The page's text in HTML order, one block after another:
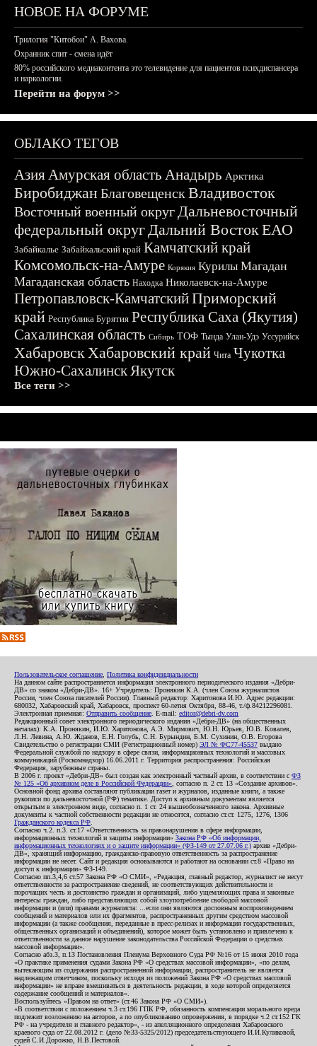
НОВОЕ НА ФОРУМЕ
Трилогия "Китобои" А. Вахова.
Охранник спит - смена идёт
80% российского медиаконтента это телевидение для пациентов психдиспансера
и наркологии.
Перейти на форум >>
ОБЛАКО ТЕГОВ
АзияАмурская область Анадырь Арктика
БиробиджанБлаговещенскВладивосток
Восточный военный округДальневосточный
федеральный округДальний ВостокЕАО
Забайкалье Забайкальский край Камчатский край
Комсомольск-на-Амуре Корякия Курилы Магадан
Магаданская область Находка Николаевск-на-Амуре
Петропавловск-КамчатскийПриморский
край Республика Бурятия Республика Саха (Якутия)
Сахалинская область Сибирь ТОФ Тында Улан-Удэ Уссурийск
ХабаровскХабаровский край Чита Чукотка
Южно-СахалинскЯкутск
Все теги >>
Пользовательское соглашение Политика конфиденциальности
На данном сайте распространяется информация электронного периодического издания «Дебри-
ДВ» со знаком «Дебри-ДВ». 16+ Учредитель: Пронякин К.А. (член Союза журналистов
России, член Союза писателей России). Главный редактор: Харитонова И.Ю. Адрес редакции:
680032, Хабаровский край, Хабаровск, проспект 60-летия Октября, 88-46, т./ф.84212296081.
Электронная приемная: Отправить сообщение . E-mail: editor@debri-dv.com
Редакционный совет электронного периодического издания «Дебри-ДВ» (на общественных
началах): К.А. Пронякин, И.Ю. Харитонова, А.Э. Мирмович, Ю.Н. Юрьев, Ю.В. Ковалев,
Л.Н. Левина, А.Ю. Жданов, Е.Н. Голубь, С.Н. Бурындин, Б.М. Сухинин, О.В. Егорова
Свидетельство о регистрации СМИ (Регистрационный номер) ЭЛ № ФС77-45537 выдано
Федеральной службой по надзору в сфере связи, информационных технологий и массовых
коммуникаций (Роскомнадзор) 16.06.2011 г. Территория распространения: Российская
Федерация, зарубежные страны.
В 2006 г. проект «Дебри-ДВ» был создан как электронный частный архив, в соответствии с ФЗ
№ 125 «Об архивном деле в Российской Федерации» , согласно п. 2 ст. 13 «Создание архивов».
Основной фонд архива составляют публикации газет и журналов, изданные книги, а также
рукописи по дальневосточной (РФ) тематике. Доступ к архивным документам является
открытым в электронном виде, согласно п. 1 ст. 24 вышеобозначенного закона. Архивные
документы к частной собственности редакции не относятся, согласно ст.ст. 1275, 1276, 1306
Гражданского кодекса РФ
Согласно ч.2. п.3. ст.17 «Ответственность за правонарушения в сфере информации,
информационных технологий и защиты информации» Закона РФ «Об информации,
информационных технологиях и о защите информации» (ФЗ-149 от 27.07.06 г.) архив «Дебри-
ДВ», хранящий информацию, гражданско-правовую ответственность за распространение
информации не несет. Сайт и редакция основываются и работают на основании ст.8 «Право на
доступ к информации» ФЗ-149.
Согласно пп.3,4,6 ст.57 Закона РФ «О СМИ», «Редакция, главный редактор, журналист не несут
ответственности за распространение сведений, не соответствующих действительности и
порочащих честь и достоинство граждан и организаций, либо ущемляющих права и законные
интересы граждан, либо представляющих собой злоупотребление свободой массовой
информации и (или) правами журналиста: ...если они являются дословным воспроизведением
сообщений и материалов или их фрагментов, распространенных другим средством массовой
информации (а также сообщения, переданные в пресс-релизах и информация государственных,
общественных организаций и объединений), которое может быть установлено и привлечено к
ответственности за данное нарушение законодательства Российской Федерации о средствах
массовой информации».
Согласно абз.3, п.13 Постановления Пленума Верховного Суда РФ №16 от 15 июня 2010 года
«О практике применения судами Закона РФ «О средствах массовой информации», «по делам,
вытекающим из содержания распространенной информации, распространитель не является
надлежащим ответчиком, поскольку исходя из положений Закона РФ «О средствах массовой
информации» не вправе вмешиваться в деятельность редакции, в ходе которой определяется
содержание сообщений и материалов».
Воспользуйтесь «Правом на ответ» (ст.46 Закона РФ «О СМИ»).
«В соответствии с положением ч.3 ст.196 ГПК РФ, обязанность компенсации морального вреда
подлежит возложению на авторов, а по опубликованию опровержения, в порядке ч.2 ст.152 ГК
РФ - на учредителя и главного редактор», - из апелляционного определения Хабаровского
краевого суда от 22.08.2012 г. (дело №33-5325/2012) председательствующего И.И.Куликовой,
судей С.И.Дорожко, Н.В.Пестовой.